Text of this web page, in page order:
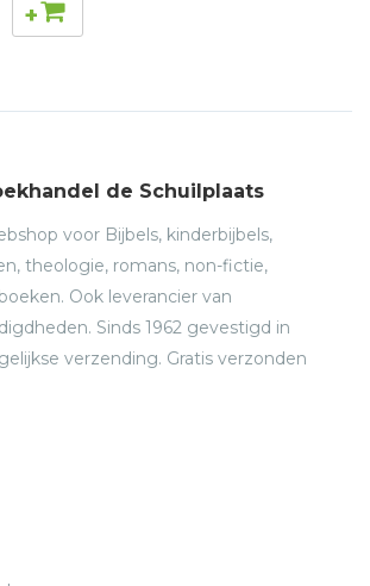
+
de Schuilplaats
voor Bijbels, kinderbijbels,
theologie, romans, non-fictie,
Ook leverancier van
Sinds 1962 gevestigd in
verzending. Gratis verzonden